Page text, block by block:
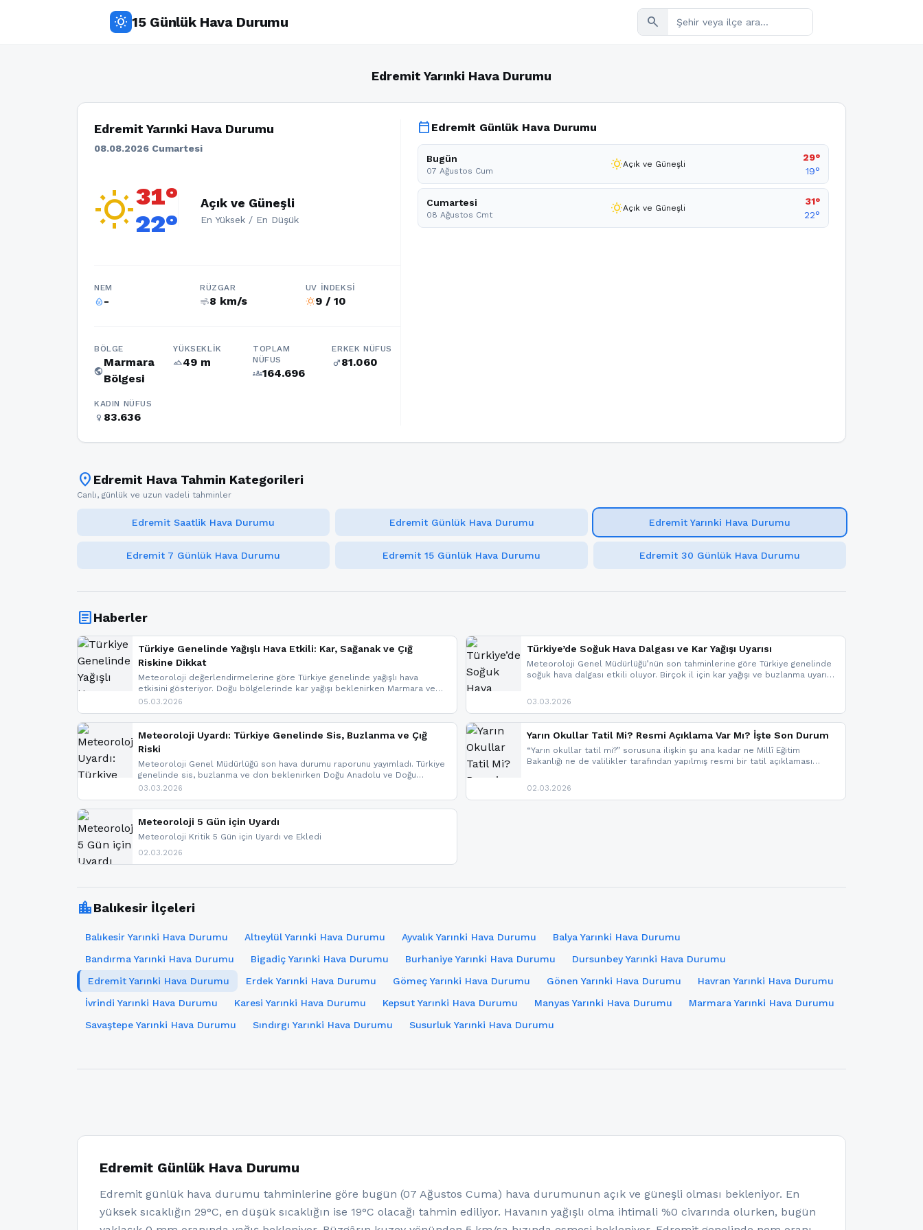
wb_sunny 15 Günlük Hava Durumu search
Edremit Yarınki Hava Durumu
Edremit Yarınki Hava Durumu
08.08.2026 Cumartesi
wb_sunny31°
22°
Açık ve Güneşli
En Yüksek / En Düşük
NEM
humidity_percentage-
RÜZGAR
air8 km/s
UV İNDEKSI
wb_sunny9 / 10
BÖLGE
public
Marmara
Bölgesi
YÜKSEKLIK
terrain49 m
TOPLAM
NÜFUS
groups164.696
ERKEK NÜFUS
male81.060
KADIN NÜFUS
female 83.636
calendar_today Edremit Günlük Hava Durumu
Bugün
07 Ağustos Cum wb_sunnyAçık ve Güneşli
29°
19°
Cumartesi
08 Ağustos Cmt wb_sunnyAçık ve Güneşli
31°
22°
location_on Edremit Hava Tahmin Kategorileri
Canlı, günlük ve uzun vadeli tahminler
Edremit Saatlik Hava Durumu Edremit Günlük Hava Durumu Edremit Yarınki Hava Durumu
Edremit 7 Günlük Hava Durumu Edremit 15 Günlük Hava Durumu Edremit 30 Günlük Hava Durumu
articleHaberler
Türkiye Genelinde Yağışlı Hava Etkili: Kar, Sağanak ve Çığ
Riskine Dikkat
Meteoroloji değerlendirmelerine göre Türkiye genelinde yağışlı hava
etkisini gösteriyor. Doğu bölgelerinde kar yağışı beklenirken Marmara ve
Kuzey Ege’de sağanak yağmur, yüksek kesimlerde ise çığ tehlikesi
yaşanabileceği belirtiliyor.
05.03.2026
Türkiye’de Soğuk Hava Dalgası ve Kar Yağışı Uyarısı
Meteoroloji Genel Müdürlüğü’nün son tahminlerine göre Türkiye genelinde
soğuk hava dalgası etkili oluyor. Birçok il için kar yağışı ve buzlanma uyarısı
03.03.2026
Meteoroloji Uyardı: Türkiye Genelinde Sis, Buzlanma ve Çığ
Riski
Meteoroloji Genel Müdürlüğü son hava durumu raporunu yayımladı. Türkiye
genelinde sis, buzlanma ve don beklenirken Doğu Anadolu ve Doğu
Karadeniz’in yüksek kesimlerinde çığ riski uyarısı yapıldı. İşte son dakika
03.03.2026
Yarın Okullar Tatil Mi? Resmi Açıklama Var Mı? İşte Son Durum
“Yarın okullar tatil mi?” sorusuna ilişkin şu ana kadar ne Millî Eğitim
Bakanlığı ne de valilikler tarafından yapılmış resmi bir tatil açıklaması
paylaşacağız. En hızlı şekilde haberdar olmak için sitemizi takip edebilir ve
02.03.2026
Meteoroloji 5 Gün için Uyardı
Meteoroloji Kritik 5 Gün için Uyardı ve Ekledi
02.03.2026
location_cityBalıkesir İlçeleri
Balıkesir Yarınki Hava Durumu Altıeylül Yarınki Hava Durumu Ayvalık Yarınki Hava Durumu
Balya Yarınki Hava Durumu
Bandırma Yarınki Hava Durumu
Bigadiç Yarınki Hava Durumu Burhaniye Yarınki Hava Durumu
Dursunbey Yarınki Hava Durumu
Edremit Yarınki Hava Durumu
Erdek Yarınki Hava Durumu Gömeç Yarınki Hava Durumu Gönen Yarınki Hava Durumu
Havran Yarınki Hava Durumu
İvrindi Yarınki Hava Durumu
Karesi Yarınki Hava Durumu Kepsut Yarınki Hava Durumu Manyas Yarınki Hava Durumu
Marmara Yarınki Hava Durumu
Savaştepe Yarınki Hava Durumu
Sındırgı Yarınki Hava Durumu Susurluk Yarınki Hava Durumu
Edremit Günlük Hava Durumu
Edremit günlük hava durumu tahminlerine göre bugün (07 Ağustos Cuma) hava durumunun açık ve güneşli olması bekleniyor. En
yüksek sıcaklığın 29°C, en düşük sıcaklığın ise 19°C olacağı tahmin ediliyor. Havanın yağışlı olma ihtimali %0 civarında olurken, bugün